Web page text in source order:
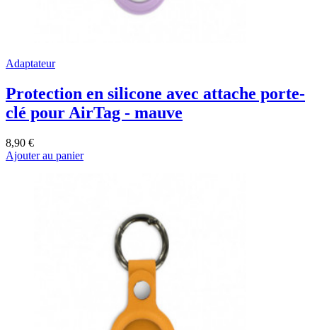
Adaptateur
Protection en silicone avec attache porte-
clé pour AirTag - mauve
8,90 €
Ajouter au panier